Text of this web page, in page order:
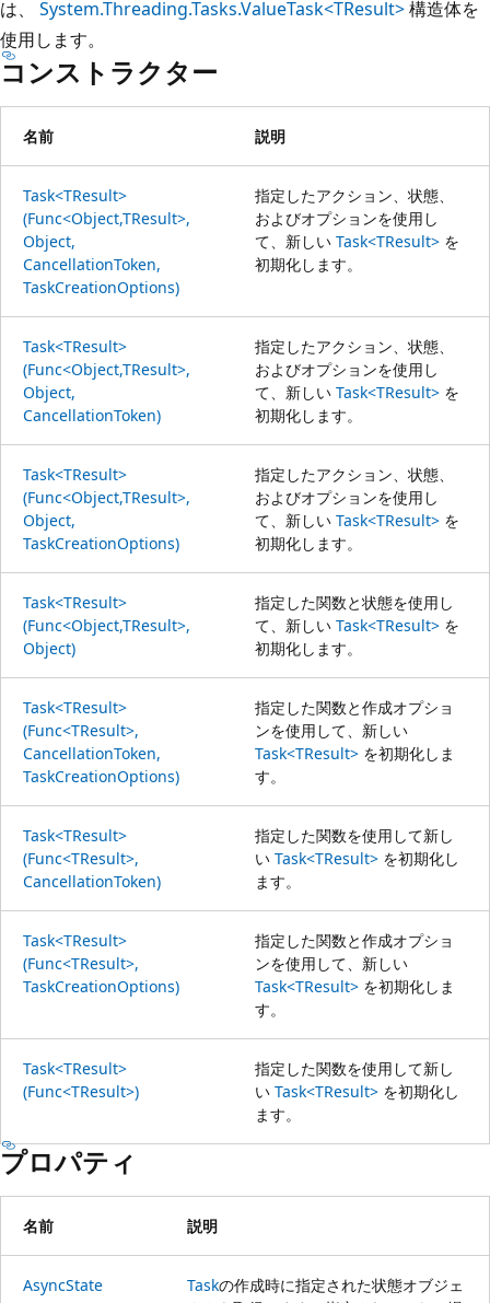
は、 System.Threading.Tasks.ValueTask<TResult>構造体を
使用します。
コンストラクター
名前 説明
Task<TResult>
(Func<Object,TResult>,
Object,
CancellationToken,
TaskCreationOptions)
指定したアクション、状態、
およびオプションを使用し
て、新しい Task<TResult> を
初期化します。
Task<TResult>
(Func<Object,TResult>,
Object,
CancellationToken)
指定したアクション、状態、
およびオプションを使用し
て、新しい Task<TResult> を
初期化します。
Task<TResult>
(Func<Object,TResult>,
Object,
TaskCreationOptions)
指定したアクション、状態、
およびオプションを使用し
て、新しい Task<TResult> を
初期化します。
Task<TResult>
(Func<Object,TResult>,
Object)
指定した関数と状態を使用し
て、新しい Task<TResult> を
初期化します。
Task<TResult>
(Func<TResult>,
CancellationToken,
TaskCreationOptions)
指定した関数と作成オプショ
ンを使用して、新しい
Task<TResult> を初期化しま
す。
Task<TResult>
(Func<TResult>,
CancellationToken)
指定した関数を使用して新し
い Task<TResult> を初期化し
ます。
Task<TResult>
(Func<TResult>,
TaskCreationOptions)
指定した関数と作成オプショ
ンを使用して、新しい
Task<TResult> を初期化しま
す。
Task<TResult>
(Func<TResult>)
指定した関数を使用して新し
い Task<TResult> を初期化し
ます。
プロパティ
名前 説明
AsyncState Taskの作成時に指定された状態オブジェ